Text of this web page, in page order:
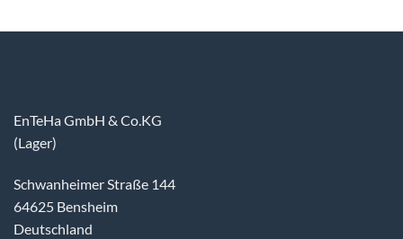
EnTeHa GmbH & Co.KG
(Lager)
Schwanheimer Straße 144
64625 Bensheim
Deutschland